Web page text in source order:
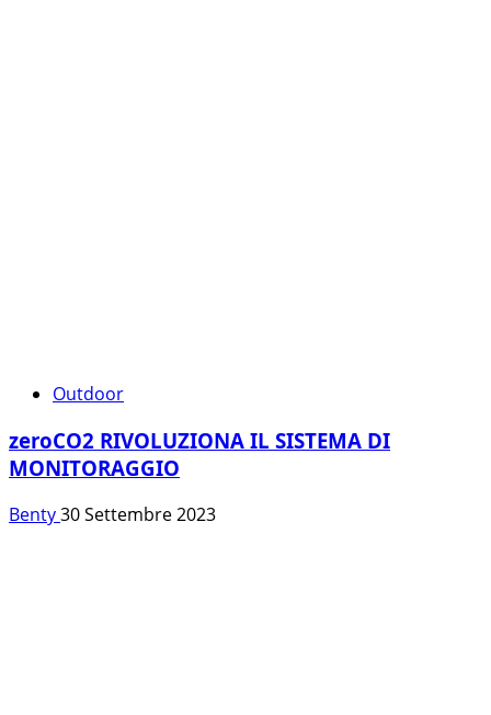
Outdoor
zeroCO2 RIVOLUZIONA IL SISTEMA DI
MONITORAGGIO
Benty30 Settembre 2023